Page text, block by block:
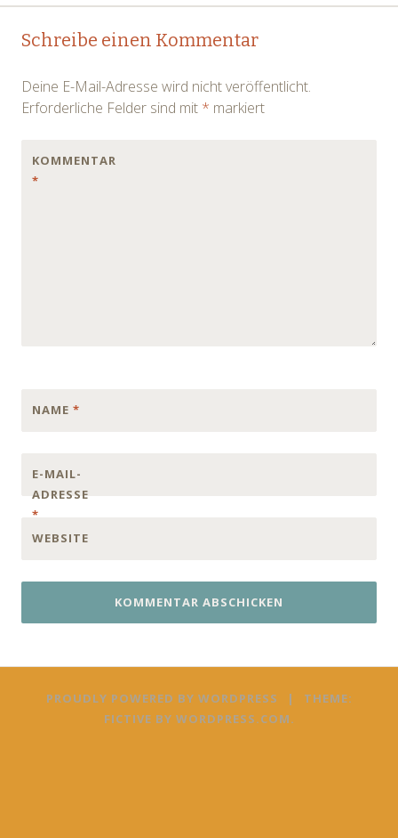
Post
Schreibe einen Kommentar
Deine E-Mail-Adresse wird nicht veröffentlicht.
Erforderliche Felder sind mit * markiert
KOMMENTAR
*
NAME *
E-MAIL-
ADRESSE
*
WEBSITE
PROUDLY POWERED BY WORDPRESS |
THEME:
FICTIVE BY WORDPRESS.COM.